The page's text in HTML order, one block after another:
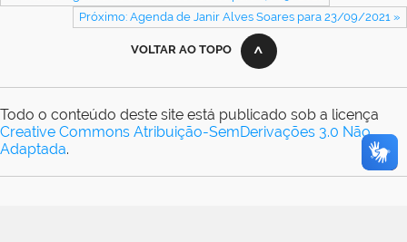
Próximo: Agenda de Janir Alves Soares para 23/09/2021 »
VOLTAR AO TOPO
Todo o conteúdo deste site está publicado sob a licença
Creative Commons Atribuição-SemDerivações 3.0 Não
Adaptada.